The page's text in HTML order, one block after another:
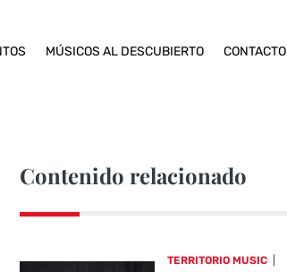
MÚSICOS AL DESCUBIERTO CONTACTO
Contenido relacionado
TERRITORIO MUSIC